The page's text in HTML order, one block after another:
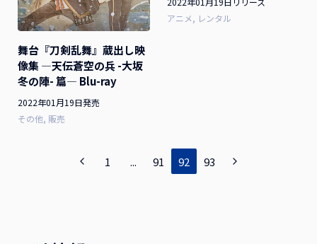
舞台『刀剣乱舞』蔵出し映
像集 ―天伝蒼空の兵 -大坂
冬の陣- 篇― Blu-ray
2022年01月19日発売
その他 販売
アニメ
レンタル
1 ... 91 92 93